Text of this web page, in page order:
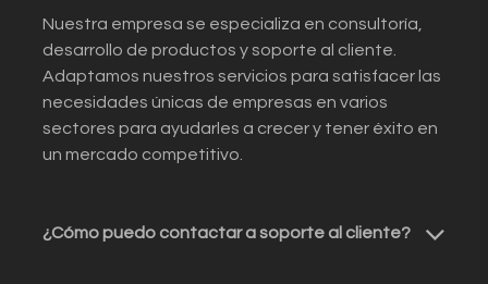
Nuestra empresa se especializa en consultoría,
desarrollo de productos y soporte al cliente.
Adaptamos nuestros servicios para satisfacer las
necesidades únicas de empresas en varios
sectores para ayudarles a crecer y tener éxito en
un mercado competitivo.
¿Cómo puedo contactar a soporte al cliente?